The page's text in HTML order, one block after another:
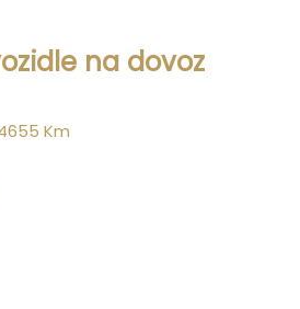
na dovoz
Km